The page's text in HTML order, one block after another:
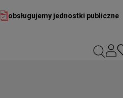
obsługujemy jednostki publiczne